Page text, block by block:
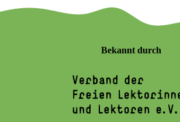
Bekannt durch